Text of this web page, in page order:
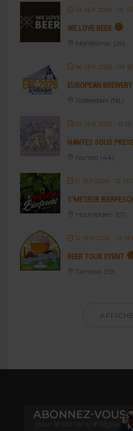
04 SEP 2026- 05
WE LOVE BEER
Montélimar (26)
06 SEP 2026- 09
EUROPEAN
Rotterdam (NL)
07 SEP 2026- 13
NANTES SOUS
Nantes (44)
11 SEP 2026- 12
S’METEOR
Hochfelden (67)
12 SEP 2026- 13
BEER TOUR EVENT
Cambrai (59)